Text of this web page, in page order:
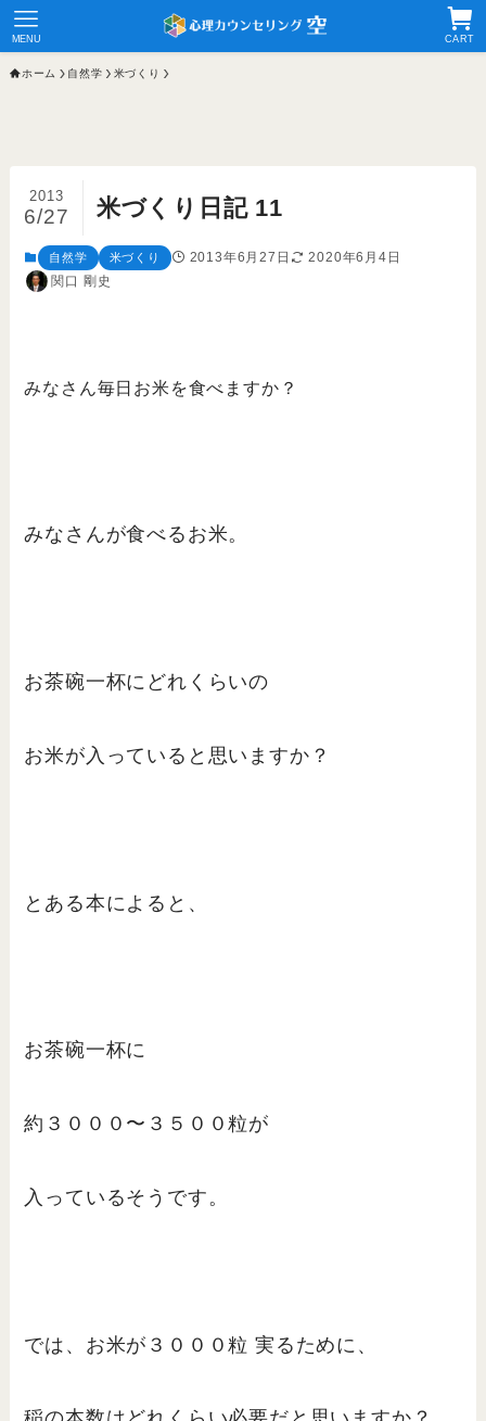
CART
MENU
ホーム 自然学 米づくり
米づくり日記 11
2013
6/27
自然学 米づくり 2013年6月27日
2020年6月4日
関口 剛史
みなさん毎日お米を食べますか？
みなさんが食べるお米。
お茶碗一杯にどれくらいの
お米が入っていると思いますか？
とある本によると、
お茶碗一杯に
約３０００〜３５００粒が
入っているそうです。
では、お米が３０００粒 実るために、